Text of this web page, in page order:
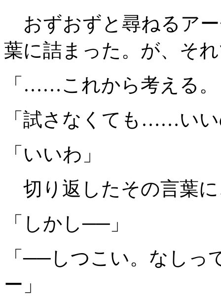
おずおずと尋ねるア
葉に詰まった。が、そ
「……これから考える
「試さなくても……い
「いいわ」
切り返したその言葉
「しかし──」
「──しつこい。なしっ
ー」